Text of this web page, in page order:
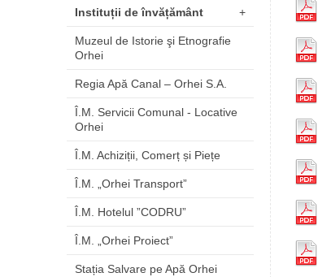
Instituții de învățământ +
Muzeul de Istorie şi Etnografie
Orhei
Regia Apă Canal – Orhei S.A.
Î.M. Servicii Comunal - Locative
Orhei
Î.M. Achiziții, Comerț și Piețe
Î.M. „Orhei Transport”
Î.M. Hotelul ”CODRU”
Î.M. „Orhei Proiect”
Stația Salvare pe Apă Orhei